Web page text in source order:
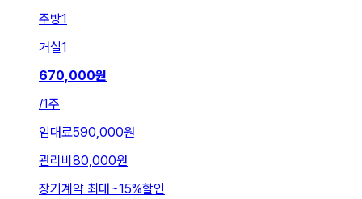
주방1
거실1
670,000원
/1주
임대료590,000원
관리비 80,000원
장기계약 최대~15%할인